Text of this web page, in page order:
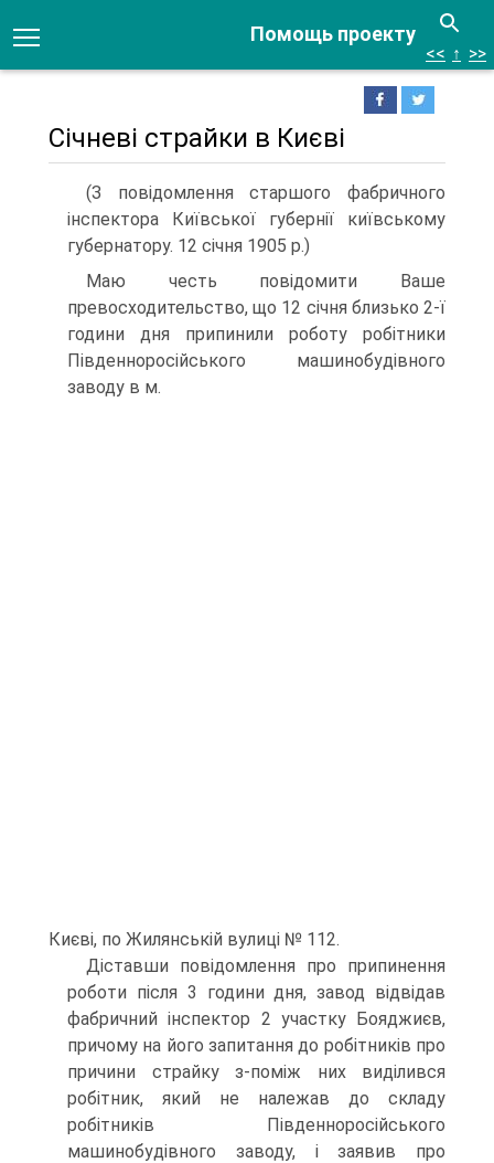
Помощь проекту
<< ↑ >>
Січневі страйки в Києві
(З повідомлення старшого фабричного
інспектора Київської губернії київському
губернатору. 12 січня 1905 р.)
Маю честь повідомити Ваше
превосходительство, що 12 січня близько 2-ї
години дня припинили роботу робітники
Південно­російського машинобудівного
заводу в м.
Києві, по Жилянській вулиці № 112.
Діставши повідомлення про припинення
роботи після 3 години дня, завод відвідав
фабричний інспектор 2 участку Бояджиєв,
при­чому на його запитання до робітників про
причини страйку з-поміж них виділився
робітник, який не належав до складу
робітників Південноросійського
машинобудівного заводу, і заявив про